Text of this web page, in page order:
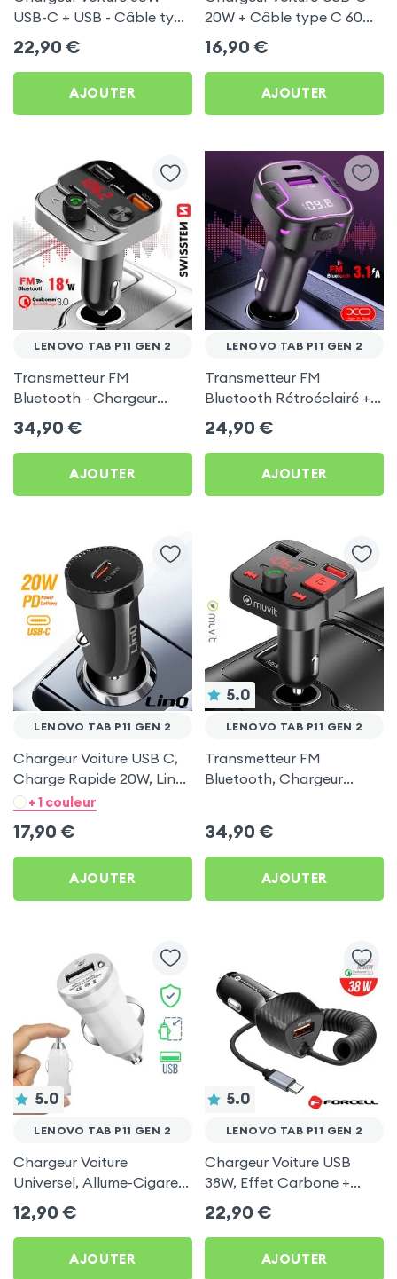
USB-C + USB - Câble type
C 60W Blue Star pour
Lenovo Tab P11 Gen 2
22,90 €
AJOUTER
20W + Câble type C 60W
Blue Star pour Lenovo
Tab P11 Gen 2
16,90 €
AJOUTER
LENOVO TAB P11 GEN 2
Transmetteur FM
Bluetooth - Chargeur
Voiture USB C + USB -
Swissten
34,90 €
AJOUTER
LENOVO TAB P11 GEN 2
Transmetteur FM
Bluetooth Rétroéclairé +
Chargeur Voiture USB C
et USB - XO
24,90 €
AJOUTER
LENOVO TAB P11 GEN 2
Chargeur Voiture USB C,
Charge Rapide 20W, LinQ
- Noir pour Lenovo Tab
+ 1 couleur
17,90 €
AJOUTER
5.0
LENOVO TAB P11 GEN 2
Transmetteur FM
Bluetooth, Chargeur
34,90 €
AJOUTER
5.0
LENOVO TAB P11 GEN 2
Chargeur Voiture
Universel, Allume-Cigare
Ultra Compact avec
Finition Métallisée - Blanc
12,90 €
AJOUTER
5.0
LENOVO TAB P11 GEN 2
Chargeur Voiture USB
38W, Effet Carbone +
Câble USB-C intégré pour
Lenovo Tab P11 Gen 2
22,90 €
AJOUTER